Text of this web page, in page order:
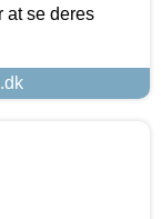
at se deres